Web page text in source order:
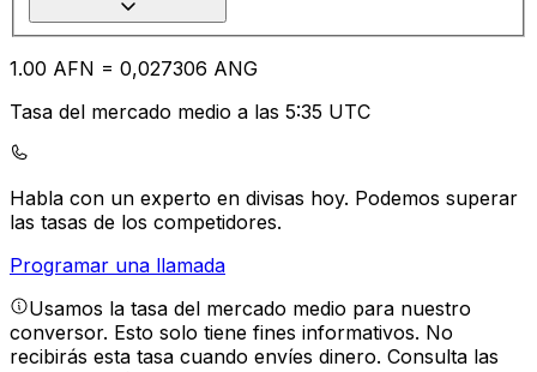
1.00 AFN = 0,027306 ANG
Tasa del mercado medio a las 5:35 UTC
Habla con un experto en divisas hoy. Podemos superar
las tasas de los competidores.
Programar una llamada
Usamos la tasa del mercado medio para nuestro
conversor. Esto solo tiene fines informativos. No
recibirás esta tasa cuando envíes dinero. Consulta las